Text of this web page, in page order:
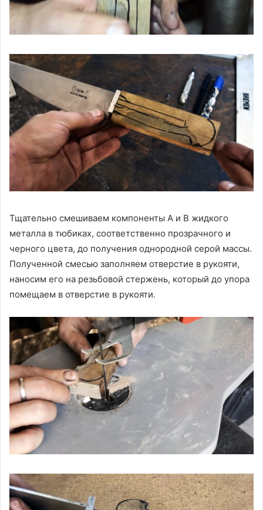
Тщательно смешиваем компоненты А и В жидкого
металла в тюбиках, соответственно прозрачного и
черного цвета, до получения однородной серой массы.
Полученной смесью заполняем отверстие в рукояти,
наносим его на резьбовой стержень, который до упора
помещаем в отверстие в рукояти.